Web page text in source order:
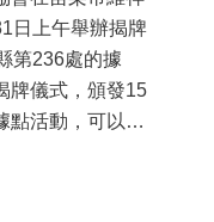
日上午舉辦揭牌
第236處的據
牌儀式，頒發15
點活動，可以更